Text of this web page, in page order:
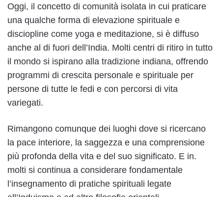
Oggi, il concetto di comunità isolata in cui praticare
una qualche forma di elevazione spirituale e
disciopline come yoga e meditazione, si è diffuso
anche al di fuori dell’India. Molti centri di ritiro in tutto
il mondo si ispirano alla tradizione indiana, offrendo
programmi di crescita personale e spirituale per
persone di tutte le fedi e con percorsi di vita
variegati.
Rimangono comunque dei luoghi dove si ricercano
la pace interiore, la saggezza e una comprensione
più profonda della vita e del suo significato. E in.
molti si continua a considerare fondamentale
l’insegnamento di pratiche spirituali legate